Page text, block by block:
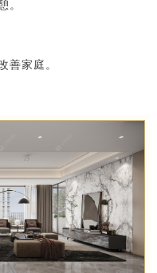
。
善家庭。